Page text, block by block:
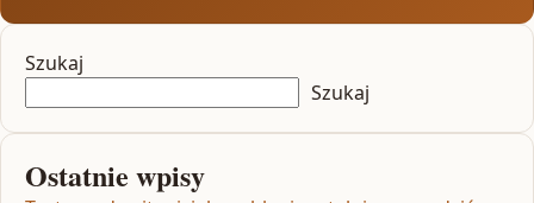
Szukaj
Szukaj
Ostatnie wpisy